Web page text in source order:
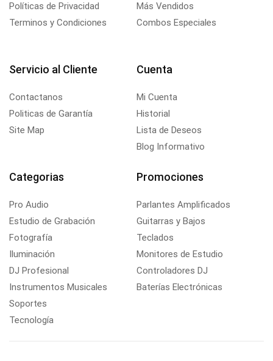
Políticas de Privacidad
Terminos y Condiciones
Más Vendidos
Combos Especiales
Servicio al Cliente
Contactanos
Politicas de Garantía
Site Map
Cuenta
Mi Cuenta
Historial
Lista de Deseos
Blog Informativo
Categorias
Pro Audio
Estudio de Grabación
Fotografía
Iluminación
DJ Profesional
Instrumentos Musicales
Soportes
Tecnología
Promociones
Parlantes Amplificados
Guitarras y Bajos
Teclados
Monitores de Estudio
Controladores DJ
Baterías Electrónicas